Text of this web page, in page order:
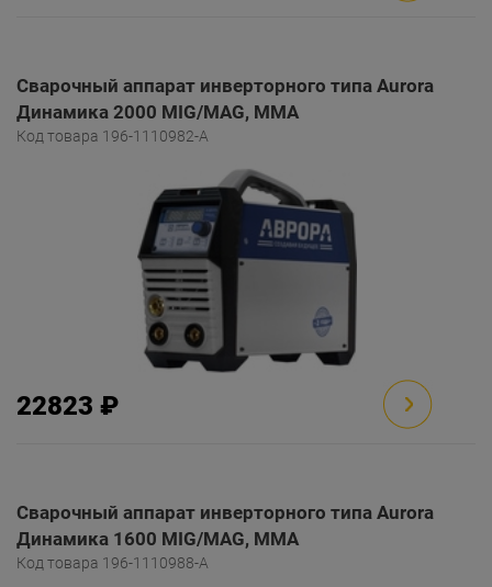
Сварочный аппарат инверторного типа Aurora
Динамика 2000 MIG/MAG, MMA
Код товара 196-1110982-A
22823 ₽
Сварочный аппарат инверторного типа Aurora
Динамика 1600 MIG/MAG, MMA
Код товара 196-1110988-A